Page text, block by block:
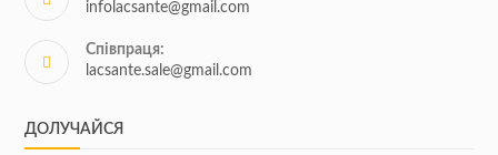
infolacsante@gmail.com
Співпраця:
lacsante.sale@gmail.com
ДОЛУЧАЙСЯ